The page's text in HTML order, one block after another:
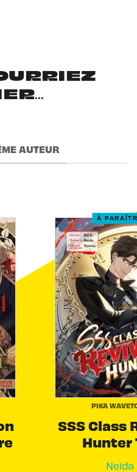
AUTEUR
À
PIKA
SSS Class
Hunter
Neida